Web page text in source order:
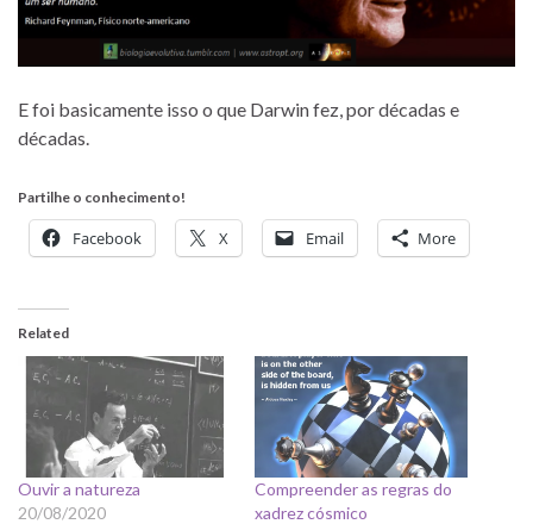
E foi basicamente isso o que Darwin fez, por décadas e
décadas.
Partilhe o conhecimento!
Facebook X Email More
Related
Ouvir a natureza
20/08/2020
Compreender as regras do
xadrez cósmico